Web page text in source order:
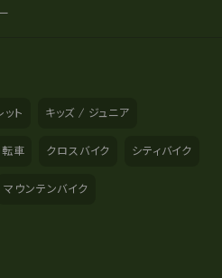
ット キッズ / ジュニア
車 クロスバイク シティバイク
マウンテンバイク